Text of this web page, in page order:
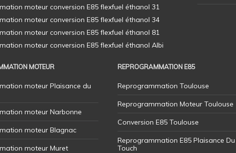
MOTEUR
moteur Plaisance du
moteur Narbonne
moteur Blagnac
moteur Muret
REPROGRAMMATION E85
Reprogrammation Toulouse
Reprogrammation Moteur Toulouse
Conversion E85 Toulouse
Reprogrammation E85 Plaisance Du
Touch
moteur conversion E85 flexfuel éthanol 31
moteur conversion E85 flexfuel éthanol 34
moteur conversion E85 flexfuel éthanol 81
moteur conversion E85 flexfuel éthanol Albi